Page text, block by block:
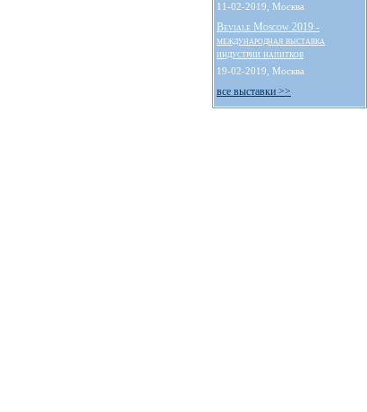
11-02-2019, Москва
Beviale Moscow 2019 -
международная выставка
индустрии напитков
19-02-2019, Москва
все выставки >>